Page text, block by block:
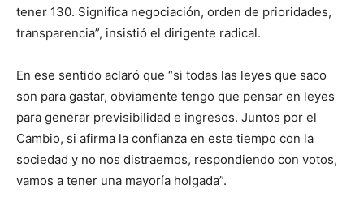
tener 130. Significa negociación, orden de prioridades,
transparencia”, insistió el dirigente radical.
En ese sentido aclaró que “si todas las leyes que saco
son para gastar, obviamente tengo que pensar en leyes
para generar previsibilidad e ingresos. Juntos por el
Cambio, si afirma la confianza en este tiempo con la
sociedad y no nos distraemos, respondiendo con votos,
vamos a tener una mayoría holgada”.